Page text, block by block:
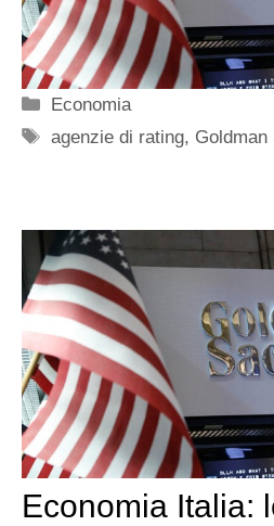
Categorie
Economia
Tag
agenzie di rating, Goldman
Economia Italia: